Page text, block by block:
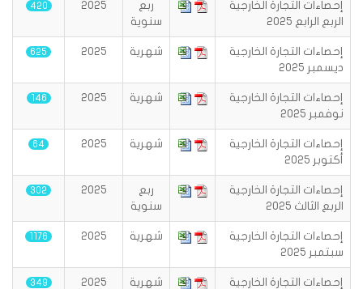
إحصاءات التجارة الخارجية
الربع الرابع 2025
ربع
سنوية
2025
420
إحصاءات التجارة الخارجية
ديسمبر 2025
شهرية 2025
625
إحصاءات التجارة الخارجية
نوفمبر 2025
شهرية 2025
146
إحصاءات التجارة الخارجية
أكتوبر 2025
شهرية 2025
64
إحصاءات التجارة الخارجية
الربع الثالث 2025
ربع
سنوية
2025
302
إحصاءات التجارة الخارجية
سبتمبر 2025
شهرية 2025
1176
إحصاءات التجارة الخارجية
شهرية 2025
349